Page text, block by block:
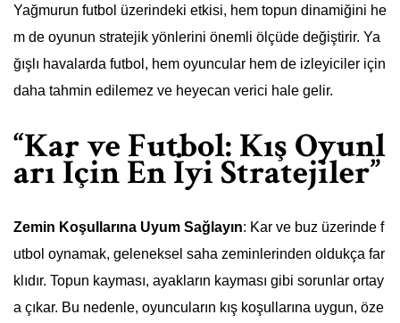
Yağmurun futbol üzerindeki etkisi, hem topun dinamiğini he
m de oyunun stratejik yönlerini önemli ölçüde değiştirir. Ya
ğışlı havalarda futbol, hem oyuncular hem de izleyiciler için
daha tahmin edilemez ve heyecan verici hale gelir.
“Kar ve Futbol: Kış Oyunl
arı İçin En İyi Stratejiler”
Zemin Koşullarına Uyum Sağlayın: Kar ve buz üzerinde f
utbol oynamak, geleneksel saha zeminlerinden oldukça far
klıdır. Topun kayması, ayakların kayması gibi sorunlar ortay
a çıkar. Bu nedenle, oyuncuların kış koşullarına uygun, öze